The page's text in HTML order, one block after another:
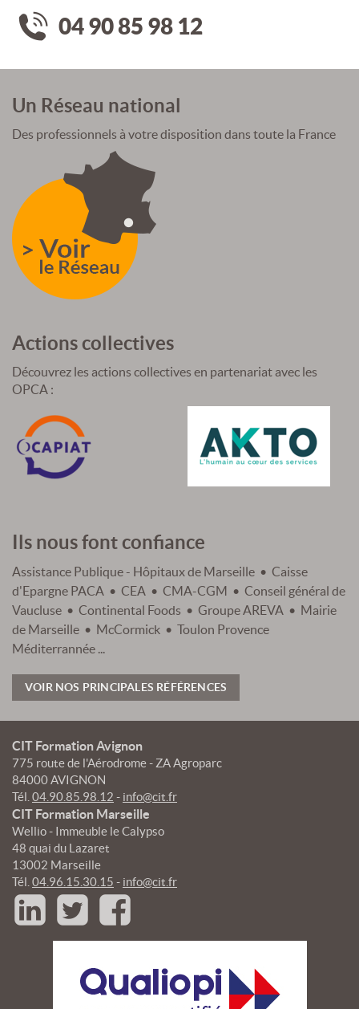
04 90 85 98 12
Un Réseau national
Des professionnels à votre disposition dans toute la France
Actions collectives
Découvrez les actions collectives en partenariat avec les
OPCA :
Ils nous font confiance
Assistance Publique - Hôpitaux de Marseille • Caisse
d'Epargne PACA • CEA • CMA-CGM • Conseil général de
Vaucluse • Continental Foods • Groupe AREVA • Mairie
de Marseille • McCormick • Toulon Provence
Méditerrannée ...
VOIR NOS PRINCIPALES RÉFÉRENCES
CIT Formation Avignon
775 route de l'Aérodrome - ZA Agroparc
84000 AVIGNON
Tél. 04.90.85.98.12 - info@cit.fr
CIT Formation Marseille
Wellio - Immeuble le Calypso
48 quai du Lazaret
13002 Marseille
Tél. 04.96.15.30.15 - info@cit.fr